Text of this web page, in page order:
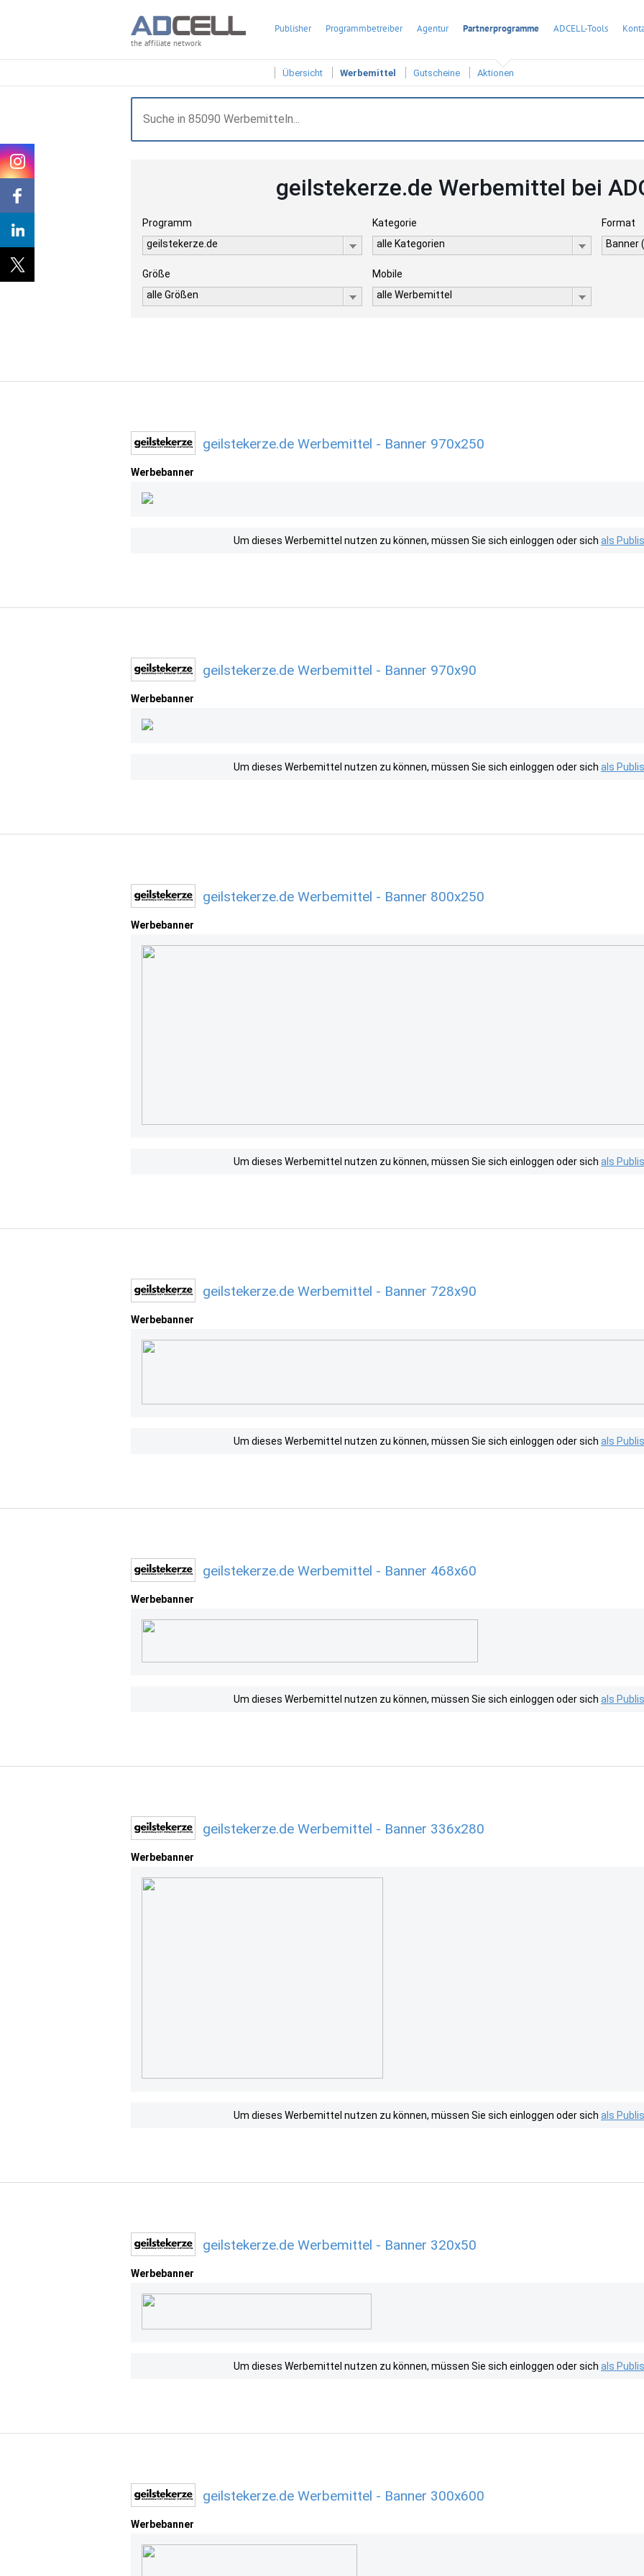
the affiliate network
Publisher Programmbetreiber Agentur Partnerprogramme ADCELL-Tools
Übersicht Werbemittel Gutscheine Aktionen
geilstekerze.de Werbemittel bei
Programm
geilstekerze.de
Kategorie
alle Kategorien
Format
Banner
Größe
alle Größen
Mobile
alle Werbemittel
geilstekerze.de Werbemittel - Banner 970x250
Werbebanner
Um dieses Werbemittel nutzen zu können, müssen Sie sich einloggen oder sich als
geilstekerze.de Werbemittel - Banner 970x90
Werbebanner
Um dieses Werbemittel nutzen zu können, müssen Sie sich einloggen oder sich als
geilstekerze.de Werbemittel - Banner 800x250
Werbebanner
Um dieses Werbemittel nutzen zu können, müssen Sie sich einloggen oder sich als
geilstekerze.de Werbemittel - Banner 728x90
Werbebanner
Um dieses Werbemittel nutzen zu können, müssen Sie sich einloggen oder sich als
geilstekerze.de Werbemittel - Banner 468x60
Werbebanner
Um dieses Werbemittel nutzen zu können, müssen Sie sich einloggen oder sich als
geilstekerze.de Werbemittel - Banner 336x280
Werbebanner
Um dieses Werbemittel nutzen zu können, müssen Sie sich einloggen oder sich als
geilstekerze.de Werbemittel - Banner 320x50
Werbebanner
Um dieses Werbemittel nutzen zu können, müssen Sie sich einloggen oder sich als
geilstekerze.de Werbemittel - Banner 300x600
Werbebanner